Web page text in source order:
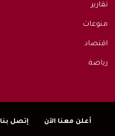
تقارير
منوعات
اقتصاد
رياضة
أعلن معنا الآن إتصل بنا